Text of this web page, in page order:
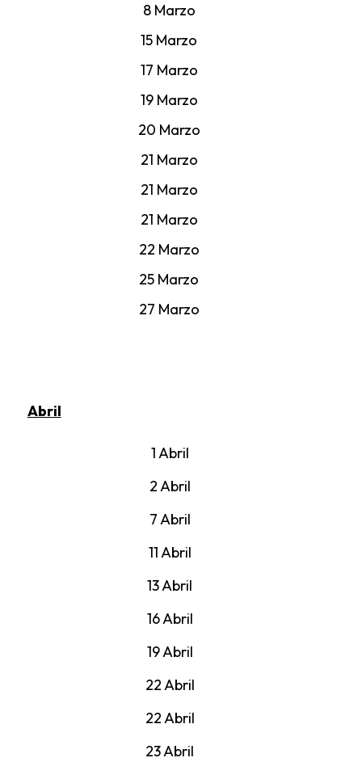
8 Marzo
15 Marzo
17 Marzo
19 Marzo
20 Marzo
21 Marzo
21 Marzo
21 Marzo
22 Marzo
25 Marzo
27 Marzo
Abril
1 Abril
2 Abril
7 Abril
11 Abril
13 Abril
16 Abril
19 Abril
22 Abril
22 Abril
23 Abril